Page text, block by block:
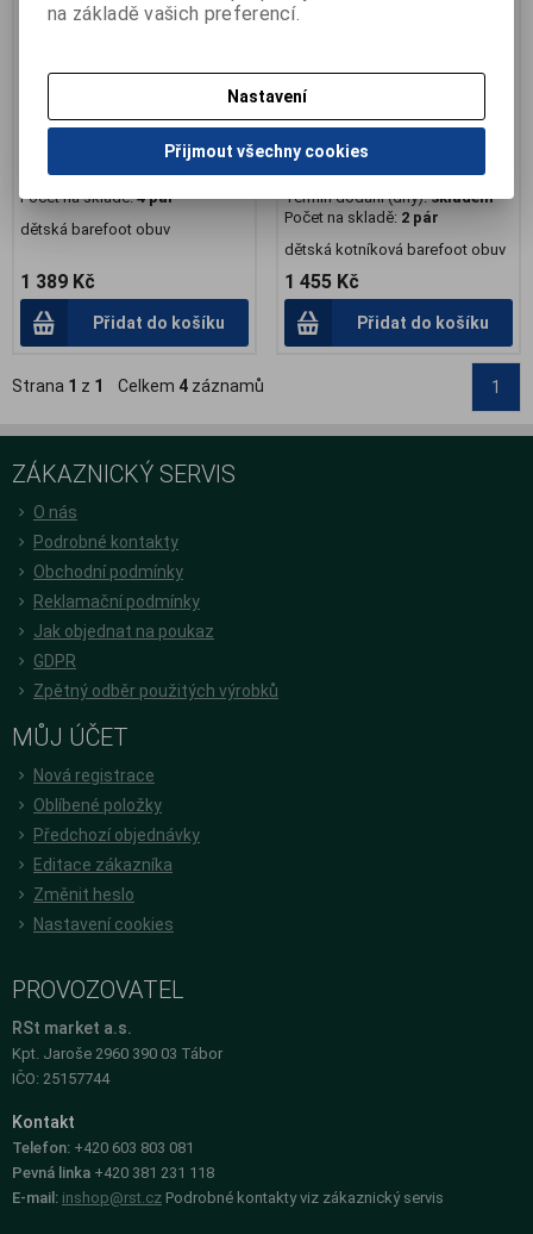
béžová
B-D2260-016
Termín dodání (dny):skladem
Počet na skladě:4 pár
dětská barefoot obuv
1 389 Kč
Přidat do košíku
Obuv OK BARE dětská 2 SZ,
modrá silver
Katalogové číslo:
Záruka (měsíců):24
Termín dodání (dny):skladem
Počet na skladě: 2 pár
dětská kotníková barefoot obuv
1 455 Kč
Přidat do košíku
Strana 1 z 1 Celkem 4 záznamů 1
ZÁKAZNICKÝ SERVIS
O nás
Podrobné kontakty
Obchodní podmínky
Reklamační podmínky
Jak objednat na poukaz
GDPR
Zpětný odběr použitých výrobků
MŮJ ÚČET
Nová registrace
Oblíbené položky
Předchozí objednávky
Editace zákazníka
Změnit heslo
Nastavení cookies
PROVOZOVATEL
RSt market a.s.
Kpt. Jaroše 2960 390 03 Tábor
IČO: 25157744
Kontakt
Telefon: +420 603 803 081
Pevná linka +420 381 231 118
E-mail: inshop@rst.cz Podrobné kontakty viz zákaznický servis
na základě vašich preferencí.
Nastavení
Přijmout všechny cookies